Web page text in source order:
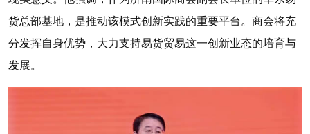
货总部基地，是推动该模式创新实践的重要平台。商会将充
分发挥自身优势，大力支持易货贸易这一创新业态的培育与
发展。